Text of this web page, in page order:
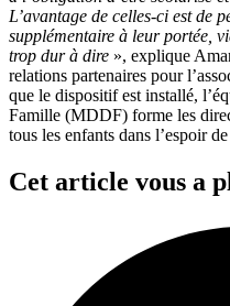
L’avantage de celles-ci est de
supplémentaire à leur portée,
trop dur à dire », explique
relations partenaires pour
que le dispositif est installé,
Famille (MDDF) forme les
tous les enfants dans l’espoir
Cet article vous a